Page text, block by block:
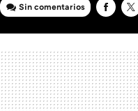
Sin comentarios